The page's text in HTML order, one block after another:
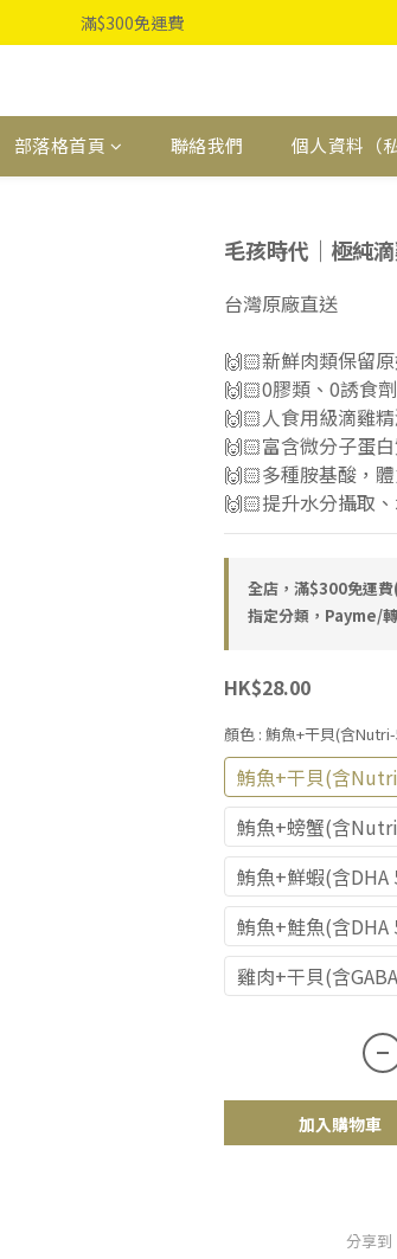
滿$300免運費
部落格首頁 聯絡我們 個人資料（
毛孩時代｜極純
台灣原廠直送
🙌🏻新鮮肉類保留
🙌🏻0膠類、0誘食
🙌🏻人食用級滴雞
🙌🏻富含微分子蛋
🙌🏻多種胺基酸，
🙌🏻提升水分攝取
全店，滿$300免運
指定分類，Payme/
HK$28.00
顏色 : 鮪魚+干貝(含
鮪魚+干貝(含
鮪魚+螃蟹(含
鮪魚+鮮蝦(含
鮪魚+鮭魚(含
雞肉+干貝(含
加入購物車
分享到